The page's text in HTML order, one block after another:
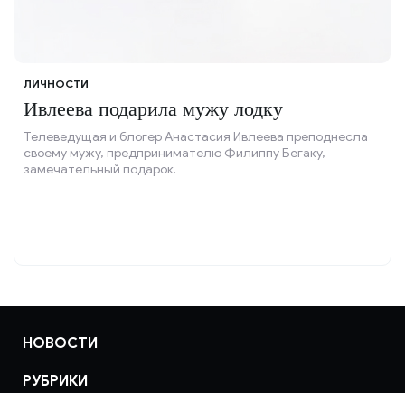
ЛИЧНОСТИ
Ивлеева подарила мужу лодку
Телеведущая и блогер Анастасия Ивлеева преподнесла
своему мужу, предпринимателю Филиппу Бегаку,
замечательный подарок.
НОВОСТИ
РУБРИКИ